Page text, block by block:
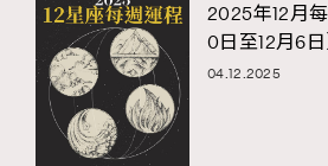
2025年12月
0日至12月6日
04.12.2025